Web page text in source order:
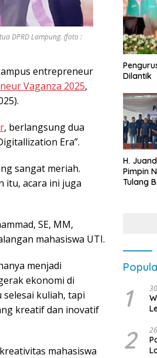
DPRD Lampung. (foto :
entrepreneur
Vaganza 2025,
, berlangsung dua
Era”.
sangat meriah.
itu, acara ini juga
SE, MM,
mahasiswa UTI.
menjadi
ekonomi di
kuliah, tapi
kreatif dan inovatif
mahasiswa
Dilantik
H.
Pimpin
Tulang
1
2